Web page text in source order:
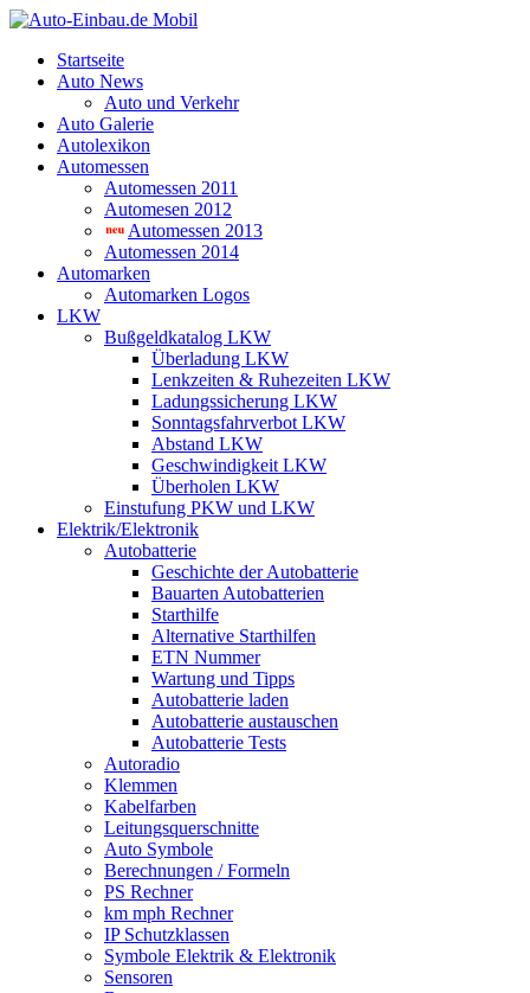
Startseite
Auto News
Auto und Verkehr
Auto Galerie
Autolexikon
Automessen
Automessen 2011
Automesen 2012
Automessen 2013
Automessen 2014
Automarken
Automarken Logos
LKW
Bußgeldkatalog LKW
Überladung LKW
Lenkzeiten & Ruhezeiten LKW
Ladungssicherung LKW
Sonntagsfahrverbot LKW
Abstand LKW
Geschwindigkeit LKW
Überholen LKW
Einstufung PKW und LKW
Elektrik/Elektronik
Autobatterie
Geschichte der Autobatterie
Bauarten Autobatterien
Starthilfe
Alternative Starthilfen
ETN Nummer
Wartung und Tipps
Autobatterie laden
Autobatterie austauschen
Autobatterie Tests
Autoradio
Klemmen
Kabelfarben
Leitungsquerschnitte
Auto Symbole
Berechnungen / Formeln
PS Rechner
km mph Rechner
IP Schutzklassen
Symbole Elektrik & Elektronik
Sensoren